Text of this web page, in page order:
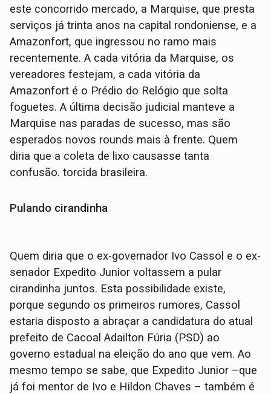
este concorrido mercado, a Marquise, que presta
serviços já trinta anos na capital rondoniense, e a
Amazonfort, que ingressou no ramo mais
recentemente. A cada vitória da Marquise, os
vereadores festejam, a cada vitória da
Amazonfort é o Prédio do Relógio que solta
foguetes. A última decisão judicial manteve a
Marquise nas paradas de sucesso, mas são
esperados novos rounds mais à frente. Quem
diria que a coleta de lixo causasse tanta
confusão. torcida brasileira.
Pulando cirandinha
Quem diria que o ex-governador Ivo Cassol e o ex-
senador Expedito Junior voltassem a pular
cirandinha juntos. Esta possibilidade existe,
porque segundo os primeiros rumores, Cassol
estaria disposto a abraçar a candidatura do atual
prefeito de Cacoal Adailton Fúria (PSD) ao
governo estadual na eleição do ano que vem. Ao
mesmo tempo se sabe, que Expedito Junior –que
já foi mentor de Ivo e Hildon Chaves – também é